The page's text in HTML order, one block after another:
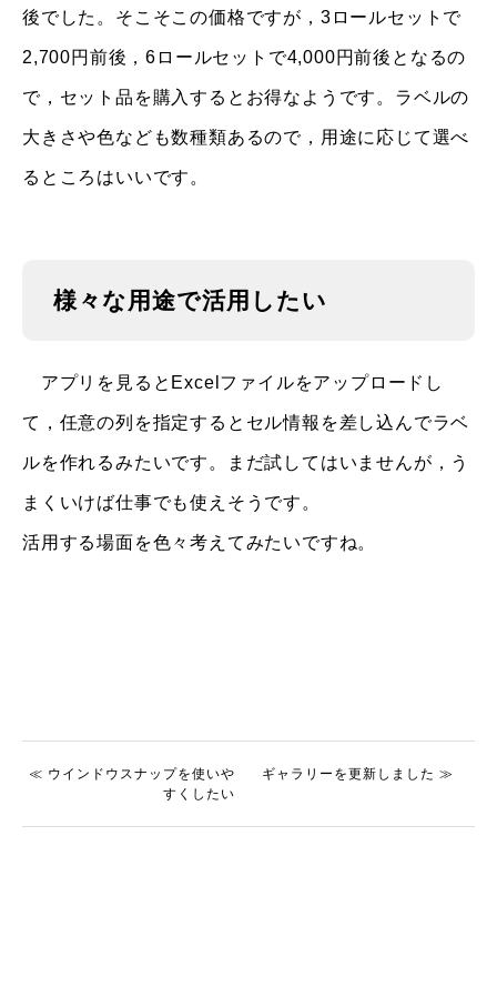
後でした。そこそこの価格ですが，3ロールセットで
2,700円前後，6ロールセットで4,000円前後となるの
で，セット品を購入するとお得なようです。ラベルの
大きさや色なども数種類あるので，用途に応じて選べ
るところはいいです。
様々な用途で活用したい
アプリを見るとExcelファイルをアップロードし
て，任意の列を指定するとセル情報を差し込んでラベ
ルを作れるみたいです。まだ試してはいませんが，う
まくいけば仕事でも使えそうです。
活用する場面を色々考えてみたいですね。
≪ ウインドウスナップを使いや
すくしたい
ギャラリーを更新しました ≫